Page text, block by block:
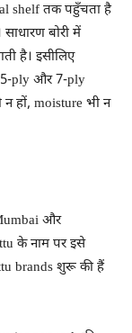
shelf तक पहुँचता है
बोरी में
है। इसीलिए
ply और 7-ply
हों, moisture भी न
और
के नाम पर इसे
brands शुरू की हैं